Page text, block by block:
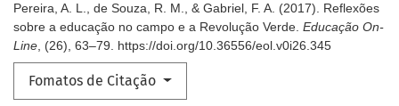
Pereira, A. L., de Souza, R. M., & Gabriel, F. A. (2017). Reflexões
sobre a educação no campo e a Revolução Verde. Educação On-
Line, (26), 63–79. https://doi.org/10.36556/eol.v0i26.345
Fomatos de Citação